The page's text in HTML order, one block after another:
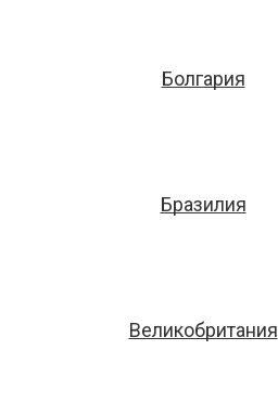
Болгария
Бразилия
Великобритания